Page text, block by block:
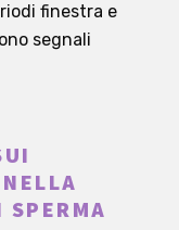
finestra e
segnali